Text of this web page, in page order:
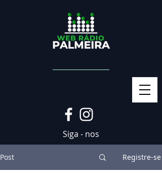
Siga - nos
Post Registre-se